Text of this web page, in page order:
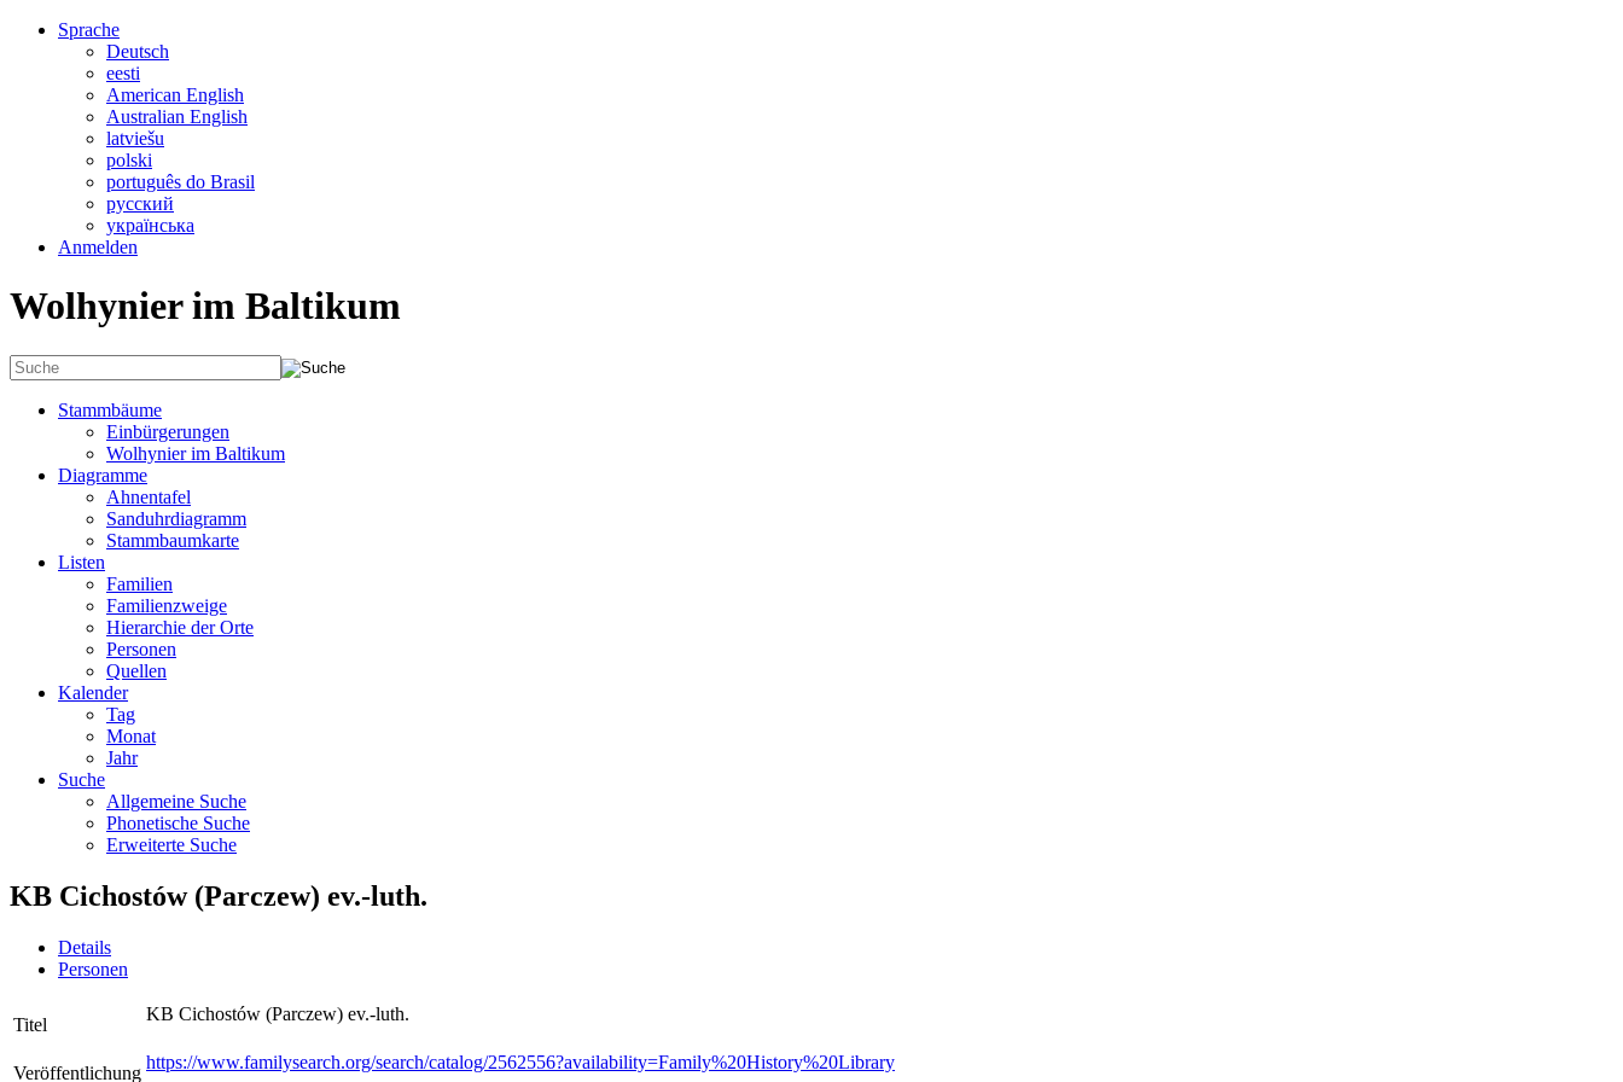
Sprache
Deutsch
eesti
American English
Australian English
latviešu
polski
português do Brasil
русский
українська
Anmelden
Wolhynier im Baltikum
Stammbäume
Einbürgerungen
Wolhynier im Baltikum
Diagramme
Ahnentafel
Sanduhrdiagramm
Stammbaumkarte
Listen
Familien
Familienzweige
Hierarchie der Orte
Personen
Quellen
Kalender
Tag
Monat
Jahr
Suche
Allgemeine Suche
Phonetische Suche
Erweiterte Suche
KB Cichostów (Parczew) ev.-luth.
Details
Personen
Titel
KB Cichostów (Parczew) ev.-luth.
Veröffentlichung
https://www.familysearch.org/search/catalog/2562556?availability=Family%20History%20Library